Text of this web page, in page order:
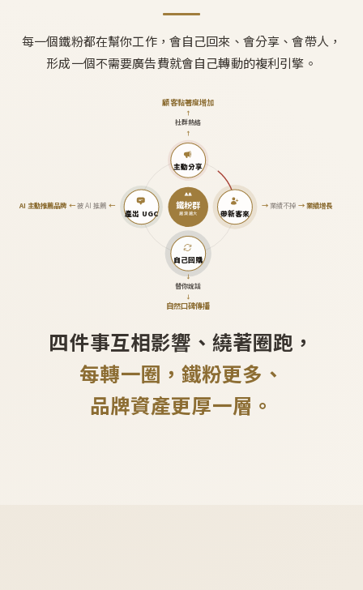
每一個鐵粉都在幫你工作，會自己回來、會分享、會帶人，
形成一個不需要廣告費就會自己轉動的複利引擎。
鐵粉群
越滾越大
主動分享
↑
社群熱絡
↑
顧客黏著度增加
帶新客來
→業績不掉 →業績增長
自己回購
↓
替你說話
↓
自然口碑傳播
產出 UGC
AI 主動推薦品牌←被 AI 推薦 ←
四件事互相影響、繞著圈跑，
每轉一圈，鐵粉更多、
品牌資產更厚一層。